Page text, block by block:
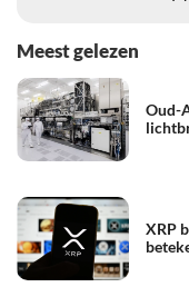
Meest gelezen
Oud-
XRP